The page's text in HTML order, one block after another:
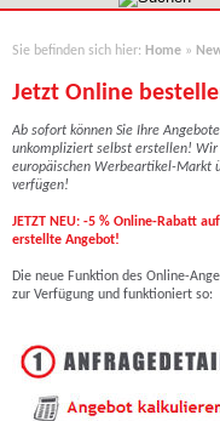
Sie befinden sich hier: Home »
Jetzt Online
Ab sofort können Sie Ihre
unkompliziert selbst erstellen!
europäischen Werbeartikel-Markt
verfügen!
JETZT NEU: -5 % Online-Rabatt
erstellte Angebot!
Die neue Funktion des Online-
zur Verfügung und funktioniert so: